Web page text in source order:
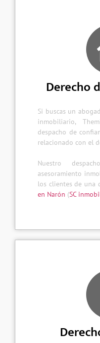
Derecho
Si buscas un
inmobiliario,
despacho de
relacionado con el
Nuestro
asesoramiento
los clientes de una
en Narón (SC